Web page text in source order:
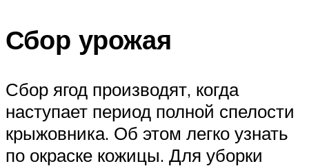
Сбор урожая
Сбор ягод производят, когда
наступает период полной спелости
крыжовника. Об этом легко узнать
по окраске кожицы. Для уборки